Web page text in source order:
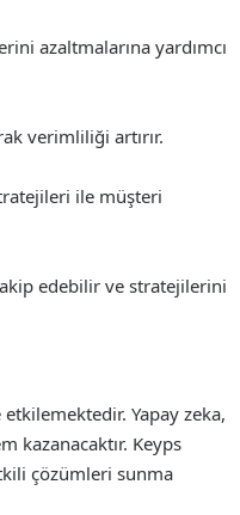
azaltmalarına yardımcı
verimliliği artırır.
ile müşteri
edebilir ve stratejilerini
Yapay zeka,
kazanacaktır. Keyps
çözümleri sunma